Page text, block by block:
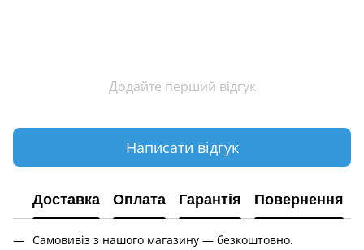
Додайте перший відгук
Написати відгук
Доставка Оплата Гарантія Повернення
Самовивіз з нашого магазину — безкоштовно.